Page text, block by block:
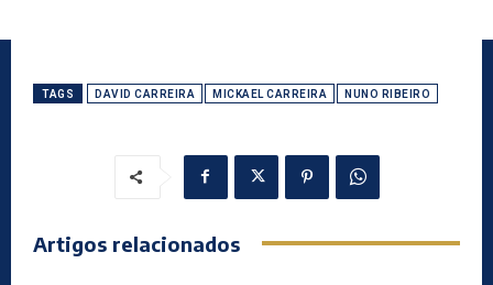
TAGS DAVID CARREIRA MICKAEL CARREIRA NUNO RIBEIRO
Artigos relacionados